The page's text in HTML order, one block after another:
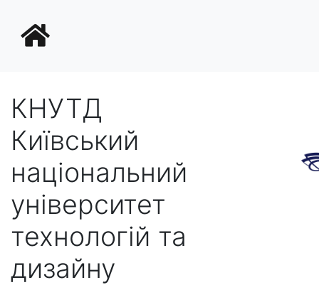
КНУТД
Київський
національний
університет
технологій та
дизайну